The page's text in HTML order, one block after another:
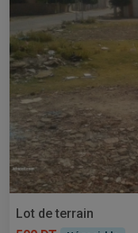
Lot de terrain